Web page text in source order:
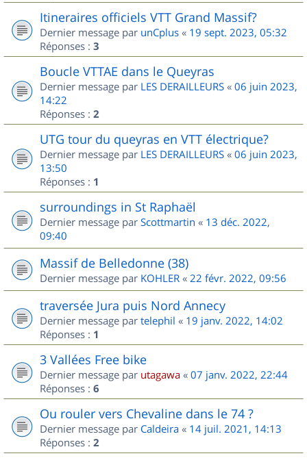
Itineraires officiels VTT Grand Massif?
Dernier message par unCplus « 19 sept. 2023, 05:32
Réponses : 3
Boucle VTTAE dans le Queyras
Dernier message par LES DERAILLEURS « 06 juin 2023,
14:22
Réponses : 2
UTG tour du queyras en VTT électrique?
Dernier message par LES DERAILLEURS « 06 juin 2023,
13:50
Réponses : 1
surroundings in St Raphaël
Dernier message par Scottmartin « 13 déc. 2022,
09:40
Massif de Belledonne (38)
Dernier message par KOHLER « 22 févr. 2022, 09:56
traversée Jura puis Nord Annecy
Dernier message par telephil « 19 janv. 2022, 14:02
Réponses : 1
3 Vallées Free bike
Dernier message par utagawa « 07 janv. 2022, 22:44
Réponses : 6
Ou rouler vers Chevaline dans le 74 ?
Dernier message par Caldeira « 14 juil. 2021, 14:13
Réponses : 2